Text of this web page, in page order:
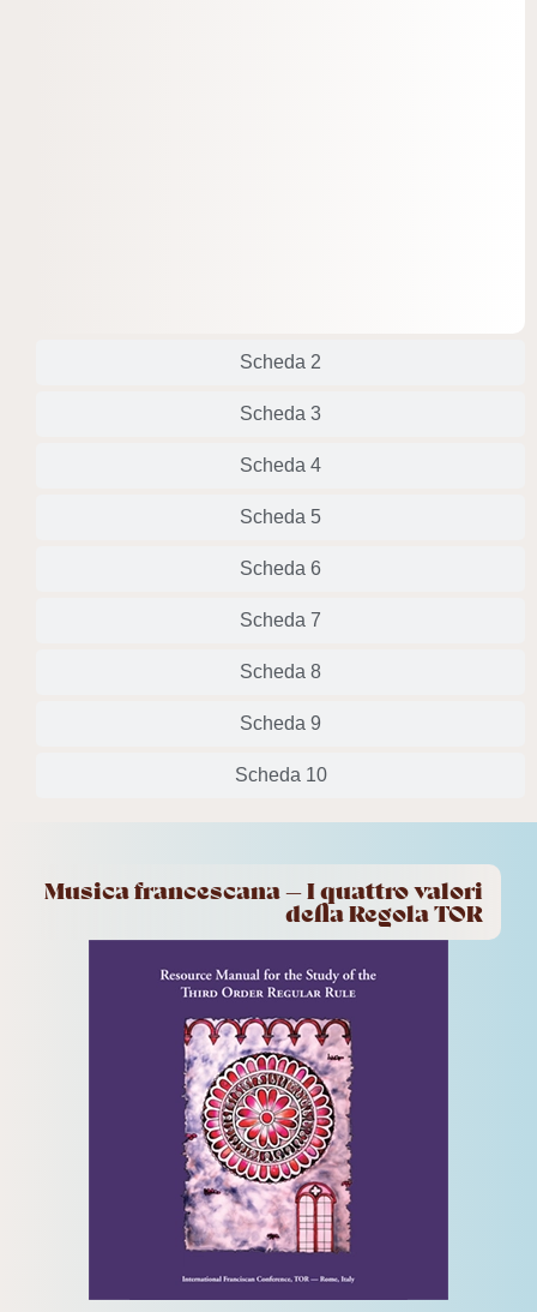
Scheda 2
Scheda 3
Scheda 4
Scheda 5
Scheda 6
Scheda 7
Scheda 8
Scheda 9
Scheda 10
Musica francescana — I quattro valori
della Regola TOR